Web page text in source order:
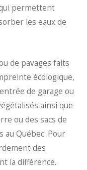
permettent
les eaux de
de pavages faits
écologique,
de garage ou
ainsi que
ou des sacs de
au Québec. Pour
des
la différence.